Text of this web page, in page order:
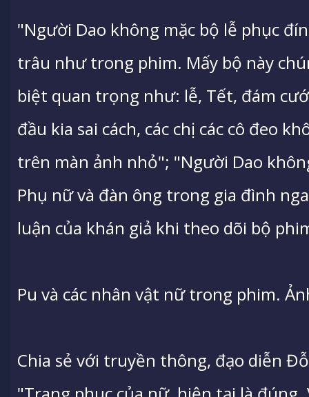
"Người Dao không mặc bộ lễ phục
trâu như trong phim. Mấy bộ này
biệt quan trọng như: lễ, Tết, đám
đầu kia sai cách, các chị các cô đeo
trên màn ảnh nhỏ"; "Người Dao
Phụ nữ và đàn ông trong gia đình
luận của khán giả khi theo dõi bộ
Pu và các nhân vật nữ trong phim.
Chia sẻ với truyền thông, đạo diễn